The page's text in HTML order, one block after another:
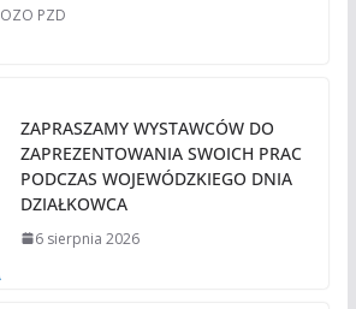
OZO PZD
ZAPRASZAMY WYSTAWCÓW DO
ZAPREZENTOWANIA SWOICH PRAC
PODCZAS WOJEWÓDZKIEGO DNIA
DZIAŁKOWCA
6 sierpnia 2026